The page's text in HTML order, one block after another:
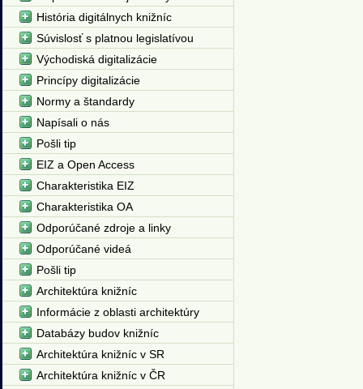
História digitálnych knižníc
Súvislosť s platnou legislatívou
Východiská digitalizácie
Princípy digitalizácie
Normy a štandardy
Napísali o nás
Pošli tip
EIZ a Open Access
Charakteristika EIZ
Charakteristika OA
Odporúčané zdroje a linky
Odporúčané videá
Pošli tip
Architektúra knižníc
Informácie z oblasti architektúry
Databázy budov knižníc
Architektúra knižníc v SR
Architektúra knižníc v ČR